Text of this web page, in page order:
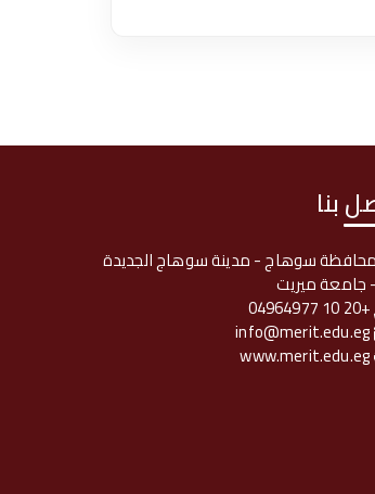
بنا
محافظة سوهاج - مدينة سوهاج الجديدة
- جامعة ميريت
+20 10 04964977
info@merit.edu.eg
www.merit.edu.eg